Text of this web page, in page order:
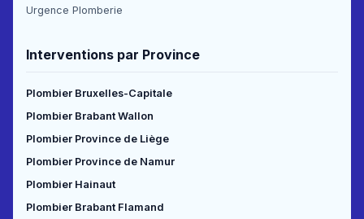
Urgence Plomberie
Interventions par Province
Plombier Bruxelles-Capitale
Plombier Brabant Wallon
Plombier Province de Liège
Plombier Province de Namur
Plombier Hainaut
Plombier Brabant Flamand